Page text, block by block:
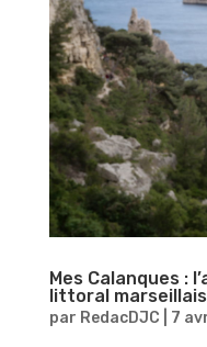
Mes Calanques :
littoral marseillais
par RedacDJC 7